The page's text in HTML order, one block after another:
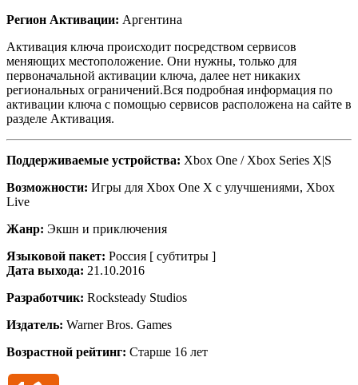
Регион Активации: Аргентина
Активация ключа происходит посредством сервисов
меняющих местоположение. Они нужны, только для
первоначальной активации ключа, далее нет никаких
региональных ограничений.Вся подробная информация по
активации ключа с помощью сервисов расположена на сайте в
разделе Активация.
Поддерживаемые устройства: Xbox One / Xbox Series X|S
Возможности: Игры для Xbox One X с улучшениями, Xbox
Live
Жанр: Экшн и приключения
Языковой пакет: Россия [ субтитры ]
Дата выхода: 21.10.2016
Разработчик: Rocksteady Studios
Издатель: Warner Bros. Games
Возрастной рейтинг: Старше 16 лет